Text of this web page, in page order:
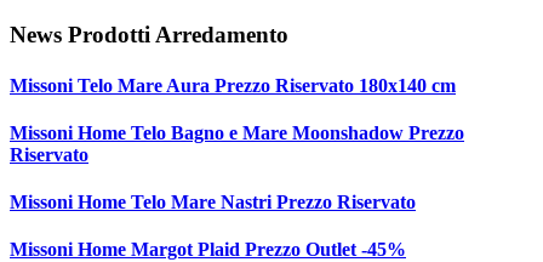
News Prodotti Arredamento
Missoni Telo Mare Aura Prezzo Riservato 180x140 cm
Missoni Home Telo Bagno e Mare Moonshadow Prezzo
Riservato
Missoni Home Telo Mare Nastri Prezzo Riservato
Missoni Home Margot Plaid Prezzo Outlet -45%